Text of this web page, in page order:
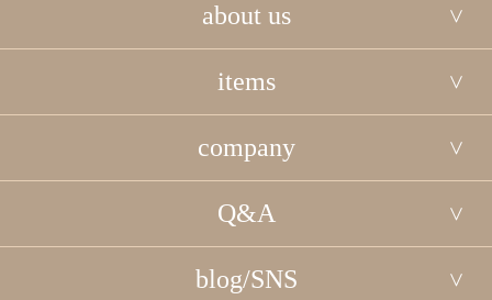
about us
items
company
Q&A
blog/SNS